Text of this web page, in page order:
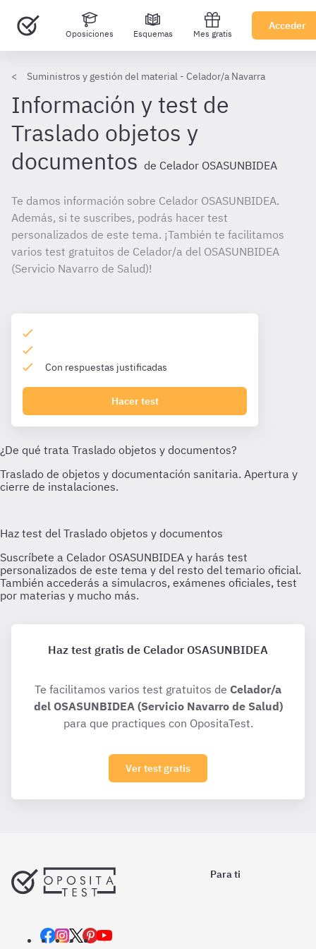
Oposiciones Esquemas Mes gratis
Acceder
Suministros y gestión del material - Celador/a Navarra
Información y test de
Traslado objetos y
documentos de Celador OSASUNBIDEA
Te damos información sobre Celador OSASUNBIDEA.
Además, si te suscribes, podrás hacer test
personalizados de este tema. ¡También te facilitamos
varios test gratuitos de Celador/a del OSASUNBIDEA
(Servicio Navarro de Salud)!
Con respuestas justificadas
Hacer test
Haz test gratis de Celador OSASUNBIDEA
Te facilitamos varios test gratuitos de Celador/a
del OSASUNBIDEA (Servicio Navarro de Salud)
para que practiques con OpositaTest.
Ver test gratis
Para ti